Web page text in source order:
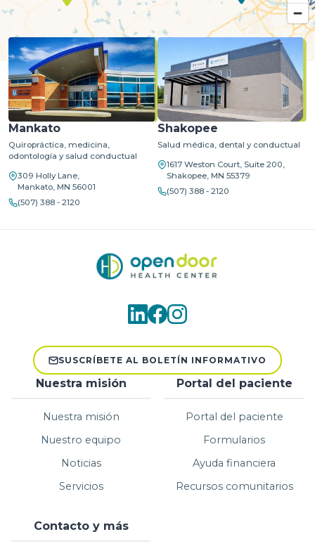
MapLibre OpenStreetMap©CARTO
Mankato
Quiropráctica, medicina,
odontología y salud conductual
309 Holly Lane,
Mankato, MN 56001
(507) 388 - 2120
Shakopee
Salud médica, dental y conductual
1617 Weston Court, Suite 200,
Shakopee, MN 55379
(507) 388 - 2120
SUSCRÍBETE AL BOLETÍN INFORMATIVO
Nuestra misión
Nuestra misión
Nuestro equipo
Noticias
Servicios
Portal del paciente
Portal del paciente
Formularios
Ayuda financiera
Recursos comunitarios
Contacto y más